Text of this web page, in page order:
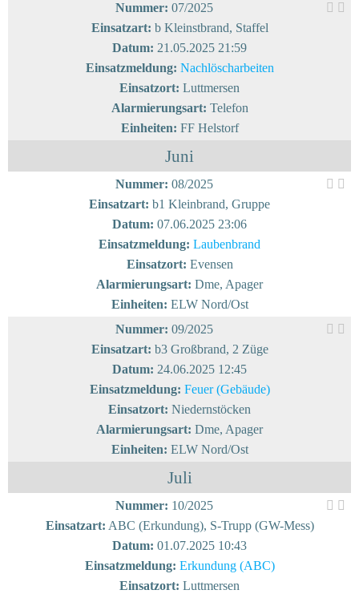
Nummer: 07/2025
Einsatzart: b Kleinstbrand, Staffel
Datum: 21.05.2025 21:59
Einsatzmeldung: Nachlöscharbeiten
Einsatzort: Luttmersen
Alarmierungsart: Telefon
Einheiten: FF Helstorf
Juni
Nummer: 08/2025
Einsatzart: b1 Kleinbrand, Gruppe
Datum: 07.06.2025 23:06
Einsatzmeldung: Laubenbrand
Einsatzort: Evensen
Alarmierungsart: Dme, Apager
Einheiten: ELW Nord/Ost
Nummer: 09/2025
Einsatzart: b3 Großbrand, 2 Züge
Datum: 24.06.2025 12:45
Einsatzmeldung: Feuer (Gebäude)
Einsatzort: Niedernstöcken
Alarmierungsart: Dme, Apager
Einheiten: ELW Nord/Ost
Juli
Nummer: 10/2025
Einsatzart: ABC (Erkundung), S-Trupp (GW-Mess)
Datum: 01.07.2025 10:43
Einsatzmeldung: Erkundung (ABC)
Einsatzort: Luttmersen